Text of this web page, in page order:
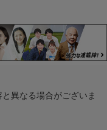
異なる場合がございま